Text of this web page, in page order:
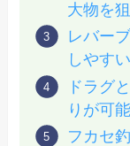
大物を
レバー
しやすい
ドラグ
りが可能
フカセ